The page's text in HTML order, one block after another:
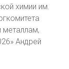
химии им.
Андрей